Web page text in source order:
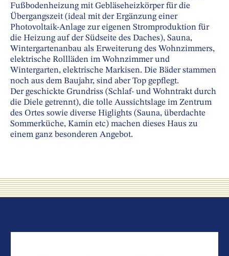
Fußbodenheizung mit Gebläseheizkörper für die
Übergangszeit (ideal mit der Ergänzung einer
Photovoltaik-Anlage zur eigenen Stromproduktion für
die Heizung auf der Südseite des Daches), Sauna,
Wintergartenanbau als Erweiterung des Wohnzimmers,
elektrische Rollläden im Wohnzimmer und
Wintergarten, elektrische Markisen. Die Bäder stammen
noch aus dem Baujahr, sind aber Top gepflegt.
Der geschickte Grundriss (Schlaf- und Wohntrakt durch
die Diele getrennt), die tolle Aussichtslage im Zentrum
des Ortes sowie diverse Higlights (Sauna, überdachte
Sommerküche, Kamin etc) machen dieses Haus zu
einem ganz besonderen Angebot.